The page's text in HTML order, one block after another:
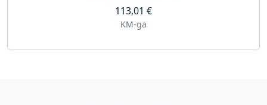
113,01 €
KM-ga